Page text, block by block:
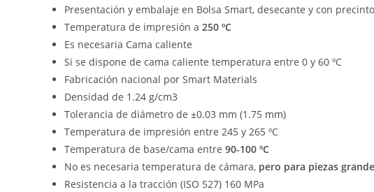
Presentación y embalaje en Bolsa Smart, desecante y con
Temperatura de impresión a 250 ºC
Es necesaria Cama caliente
Si se dispone de cama caliente temperatura entre 0 y 60 ºC
Fabricación nacional por Smart Materials
Densidad de 1.24 g/cm3
Tolerancia de diámetro de ±0.03 mm (1.75 mm)
Temperatura de impresión entre 245 y 265 ºC
Temperatura de base/cama entre 90-100 ºC
No es necesaria temperatura de cámara, pero para piezas
Resistencia a la tracción (ISO 527) 160 MPa